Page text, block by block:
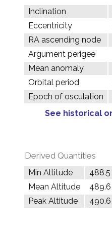
Inclination
Eccentricity
RA ascending node
Argument perigee
Mean anomaly
Orbital period
Epoch of osculation
See historical
Derived Quantities
Min Altitude
Mean Altitude
Peak Altitude